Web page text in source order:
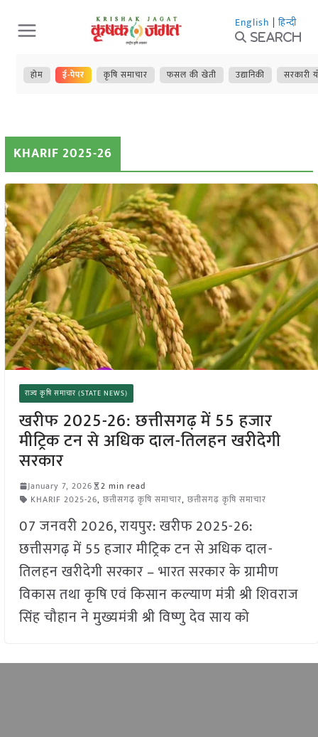
Skip
to
content
English | हिन्दी
Search
होम ई-पेपर कृषि समाचार फसल की खेती उद्यानिकी सरकारी
KHARIF 2025-26
राज्य कृषि समाचार (STATE NEWS)
खरीफ 2025-26: छत्तीसगढ़ में 55 हजार
मीट्रिक टन से अधिक दाल-तिलहन खरीदेगी
सरकार
January 7, 2026
2 min read
KHARIF 2025-26, छत्तीसगढ़ कृषि समाचार, छत्तीसगढ़ कृषि समाचार
07 जनवरी 2026, रायपुर: खरीफ 2025-26:
छत्तीसगढ़ में 55 हजार मीट्रिक टन से अधिक दाल-
तिलहन खरीदेगी सरकार – भारत सरकार के ग्रामीण
विकास तथा कृषि एवं किसान कल्याण मंत्री श्री शिवराज
सिंह चौहान ने मुख्यमंत्री श्री विष्णु देव साय को